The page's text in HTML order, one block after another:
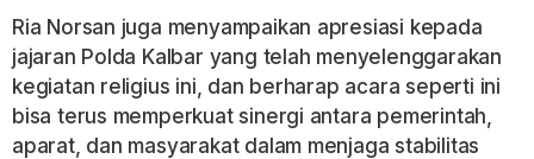
Ria Norsan juga menyampaikan apresiasi kepada
jajaran Polda Kalbar yang telah menyelenggarakan
kegiatan religius ini, dan berharap acara seperti ini
bisa terus memperkuat sinergi antara pemerintah,
aparat, dan masyarakat dalam menjaga stabilitas